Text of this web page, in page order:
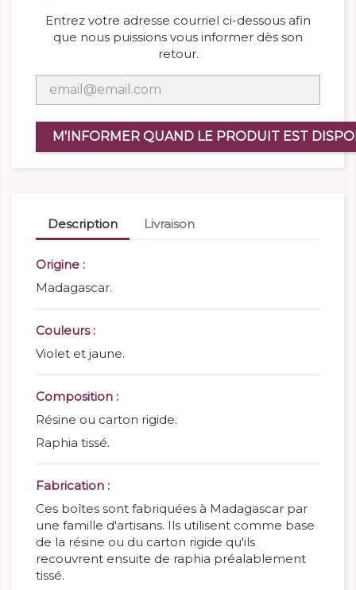
Entrez votre adresse courriel ci-dessous afin
que nous puissions vous informer dès son
retour.
M'INFORMER QUAND LE PRODUIT EST
Description Livraison
Origine :
Madagascar.
Couleurs :
Violet et jaune.
Composition :
Résine ou carton rigide.
Raphia tissé.
Fabrication :
Ces boîtes sont fabriquées à Madagascar par
une famille d'artisans. Ils utilisent comme base
de la résine ou du carton rigide qu'ils
recouvrent ensuite de raphia préalablement
tissé.